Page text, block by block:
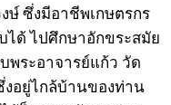
ษ์ ซึ่งมีอาชีพเกษตรกร
ได้ ไปศึกษาอักขระสมัย
พระอาจารย์แก้ว วัด
อยู่ไกล้บ้านของท่าน